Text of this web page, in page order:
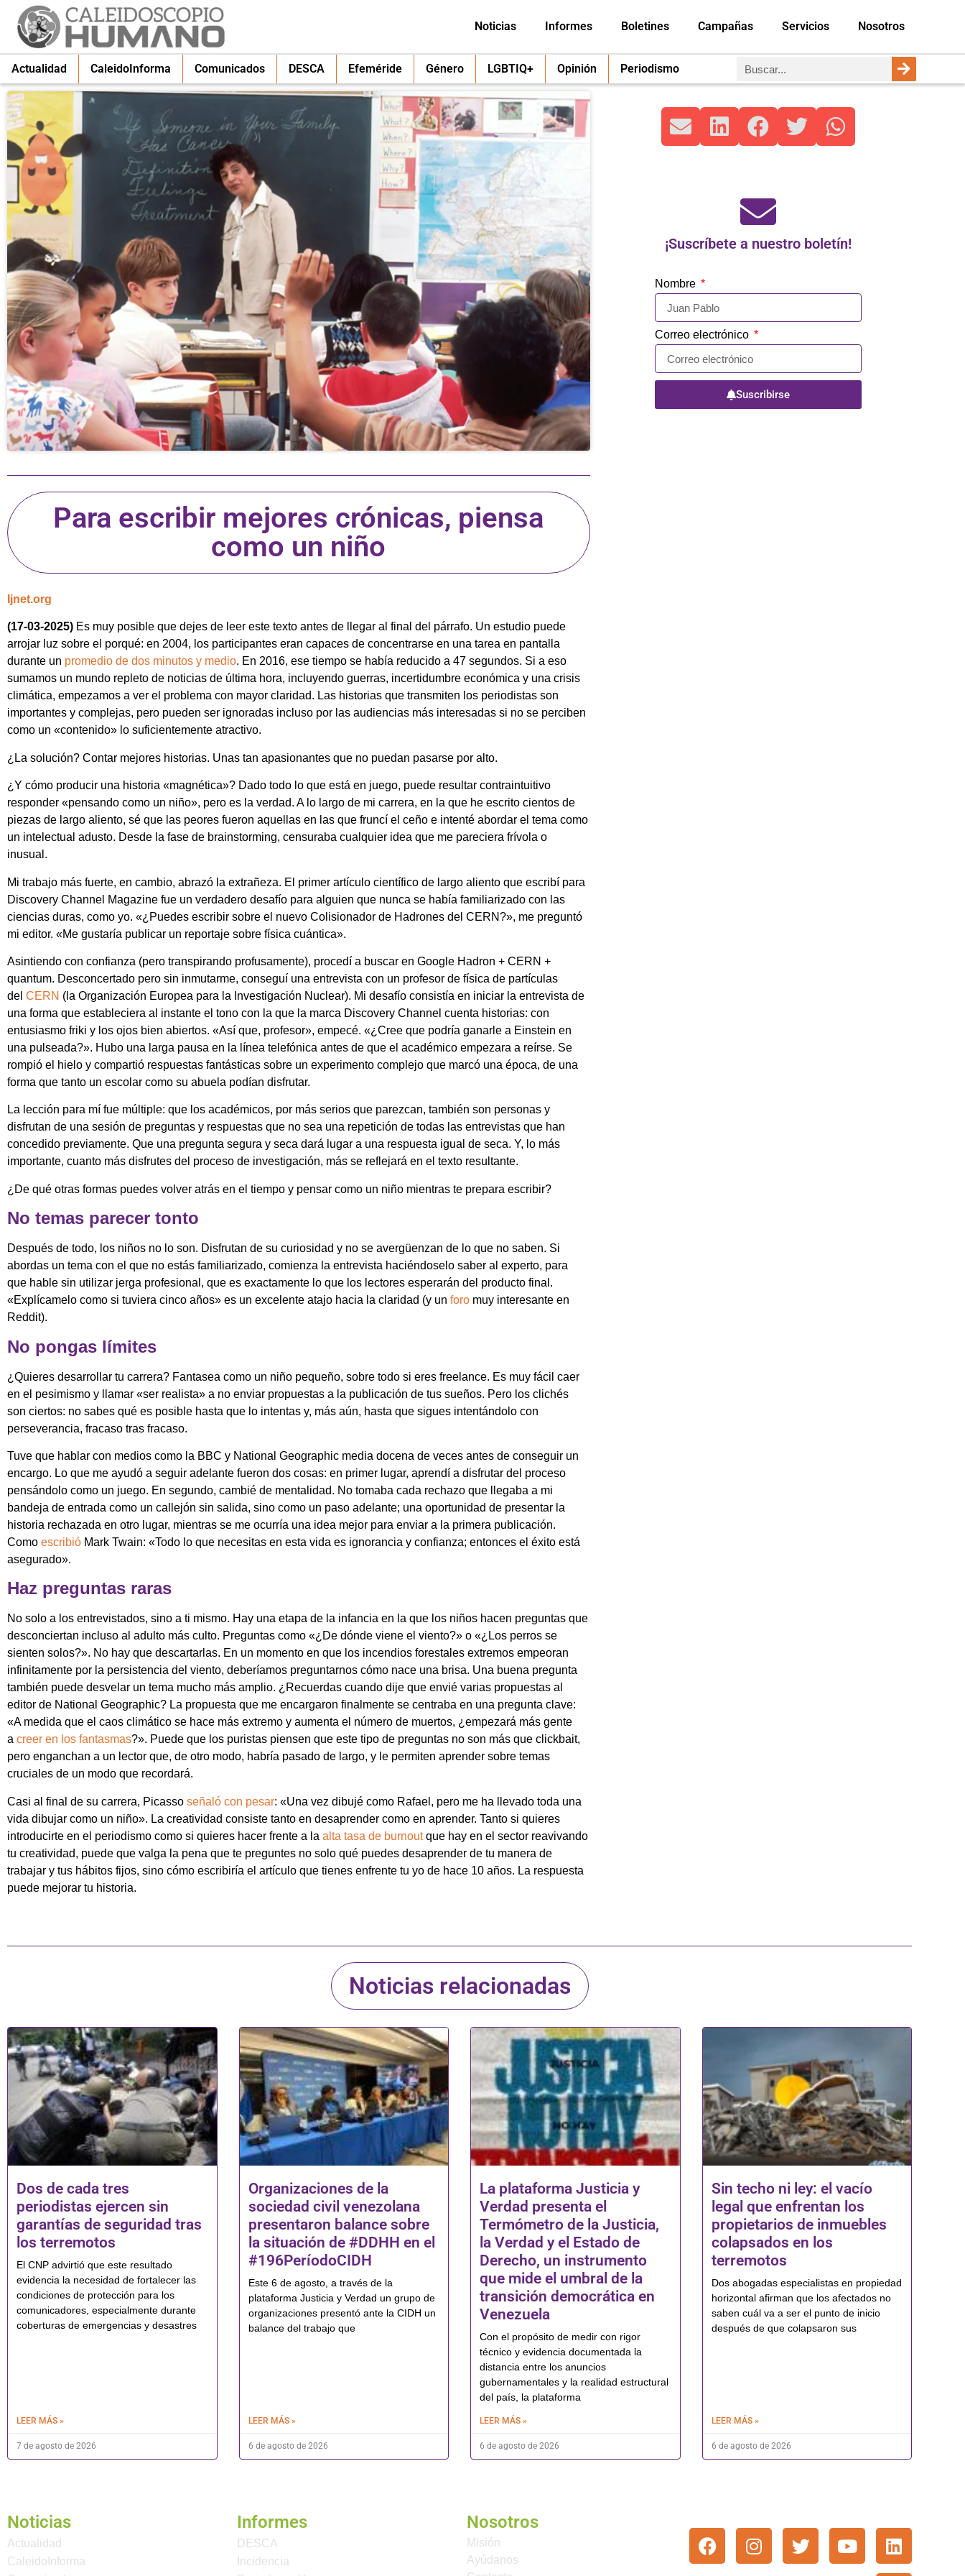
Noticias Informes Boletines Campañas Servicios Nosotros
Actualidad CaleidoInforma Comunicados DESCA Efeméride Género LGBTIQ+ Opinión Periodismo
Para escribir mejores crónicas, piensa
como un niño
Ijnet.org
(17-03-2025) Es muy posible que dejes de leer este texto antes de llegar al final del párrafo. Un estudio puede
arrojar luz sobre el porqué: en 2004, los participantes eran capaces de concentrarse en una tarea en pantalla
durante un promedio de dos minutos y medio. En 2016, ese tiempo se había reducido a 47 segundos. Si a eso
sumamos un mundo repleto de noticias de última hora, incluyendo guerras, incertidumbre económica y una crisis
climática, empezamos a ver el problema con mayor claridad. Las historias que transmiten los periodistas son
importantes y complejas, pero pueden ser ignoradas incluso por las audiencias más interesadas si no se perciben
como un «contenido» lo suficientemente atractivo.
¿La solución? Contar mejores historias. Unas tan apasionantes que no puedan pasarse por alto.
¿Y cómo producir una historia «magnética»? Dado todo lo que está en juego, puede resultar contraintuitivo
responder «pensando como un niño», pero es la verdad. A lo largo de mi carrera, en la que he escrito cientos de
piezas de largo aliento, sé que las peores fueron aquellas en las que fruncí el ceño e intenté abordar el tema como
un intelectual adusto. Desde la fase de brainstorming, censuraba cualquier idea que me pareciera frívola o
inusual.
Mi trabajo más fuerte, en cambio, abrazó la extrañeza. El primer artículo científico de largo aliento que escribí para
Discovery Channel Magazine fue un verdadero desafío para alguien que nunca se había familiarizado con las
ciencias duras, como yo. «¿Puedes escribir sobre el nuevo Colisionador de Hadrones del CERN?», me preguntó
mi editor. «Me gustaría publicar un reportaje sobre física cuántica».
Asintiendo con confianza (pero transpirando profusamente), procedí a buscar en Google Hadron + CERN +
quantum. Desconcertado pero sin inmutarme, conseguí una entrevista con un profesor de física de partículas
del CERN (la Organización Europea para la Investigación Nuclear). Mi desafío consistía en iniciar la entrevista de
una forma que estableciera al instante el tono con la que la marca Discovery Channel cuenta historias: con
entusiasmo friki y los ojos bien abiertos. «Así que, profesor», empecé. «¿Cree que podría ganarle a Einstein en
una pulseada?». Hubo una larga pausa en la línea telefónica antes de que el académico empezara a reírse. Se
rompió el hielo y compartió respuestas fantásticas sobre un experimento complejo que marcó una época, de una
forma que tanto un escolar como su abuela podían disfrutar.
La lección para mí fue múltiple: que los académicos, por más serios que parezcan, también son personas y
disfrutan de una sesión de preguntas y respuestas que no sea una repetición de todas las entrevistas que han
concedido previamente. Que una pregunta segura y seca dará lugar a una respuesta igual de seca. Y, lo más
importante, cuanto más disfrutes del proceso de investigación, más se reflejará en el texto resultante.
¿De qué otras formas puedes volver atrás en el tiempo y pensar como un niño mientras te prepara escribir?
No temas parecer tonto
Después de todo, los niños no lo son. Disfrutan de su curiosidad y no se avergüenzan de lo que no saben. Si
abordas un tema con el que no estás familiarizado, comienza la entrevista haciéndoselo saber al experto, para
que hable sin utilizar jerga profesional, que es exactamente lo que los lectores esperarán del producto final.
«Explícamelo como si tuviera cinco años» es un excelente atajo hacia la claridad (y un foro muy interesante en
Reddit).
No pongas límites
¿Quieres desarrollar tu carrera? Fantasea como un niño pequeño, sobre todo si eres freelance. Es muy fácil caer
en el pesimismo y llamar «ser realista» a no enviar propuestas a la publicación de tus sueños. Pero los clichés
son ciertos: no sabes qué es posible hasta que lo intentas y, más aún, hasta que sigues intentándolo con
perseverancia, fracaso tras fracaso.
Tuve que hablar con medios como la BBC y National Geographic media docena de veces antes de conseguir un
encargo. Lo que me ayudó a seguir adelante fueron dos cosas: en primer lugar, aprendí a disfrutar del proceso
pensándolo como un juego. En segundo, cambié de mentalidad. No tomaba cada rechazo que llegaba a mi
bandeja de entrada como un callejón sin salida, sino como un paso adelante; una oportunidad de presentar la
historia rechazada en otro lugar, mientras se me ocurría una idea mejor para enviar a la primera publicación.
Como escribió Mark Twain: «Todo lo que necesitas en esta vida es ignorancia y confianza; entonces el éxito está
asegurado».
Haz preguntas raras
No solo a los entrevistados, sino a ti mismo. Hay una etapa de la infancia en la que los niños hacen preguntas que
desconciertan incluso al adulto más culto. Preguntas como «¿De dónde viene el viento?» o «¿Los perros se
sienten solos?». No hay que descartarlas. En un momento en que los incendios forestales extremos empeoran
infinitamente por la persistencia del viento, deberíamos preguntarnos cómo nace una brisa. Una buena pregunta
también puede desvelar un tema mucho más amplio. ¿Recuerdas cuando dije que envié varias propuestas al
editor de National Geographic? La propuesta que me encargaron finalmente se centraba en una pregunta clave:
«A medida que el caos climático se hace más extremo y aumenta el número de muertos, ¿empezará más gente
a creer en los fantasmas?». Puede que los puristas piensen que este tipo de preguntas no son más que clickbait,
pero enganchan a un lector que, de otro modo, habría pasado de largo, y le permiten aprender sobre temas
cruciales de un modo que recordará.
Casi al final de su carrera, Picasso señaló con pesar: «Una vez dibujé como Rafael, pero me ha llevado toda una
vida dibujar como un niño». La creatividad consiste tanto en desaprender como en aprender. Tanto si quieres
introducirte en el periodismo como si quieres hacer frente a la alta tasa de burnoutque hay en el sector reavivando
tu creatividad, puede que valga la pena que te preguntes no solo qué puedes desaprender de tu manera de
trabajar y tus hábitos fijos, sino cómo escribiría el artículo que tienes enfrente tu yo de hace 10 años. La respuesta
puede mejorar tu historia.
¡Suscríbete a nuestro boletín!
Nombre
Correo electrónico
Suscribirse
Noticias relacionadas
Dos de cada tres
periodistas ejercen sin
garantías de seguridad tras
los terremotos
El CNP advirtió que este resultado
evidencia la necesidad de fortalecer las
condiciones de protección para los
comunicadores, especialmente durante
coberturas de emergencias y desastres
LEER MÁS »
7 de agosto de 2026
Organizaciones de la
sociedad civil venezolana
presentaron balance sobre
la situación de #DDHH en el
#196PeríodoCIDH
Este 6 de agosto, a través de la
plataforma Justicia y Verdad un grupo de
organizaciones presentó ante la CIDH un
balance del trabajo que
LEER MÁS »
6 de agosto de 2026
La plataforma Justicia y
Verdad presenta el
Termómetro de la Justicia,
la Verdad y el Estado de
Derecho, un instrumento
que mide el umbral de la
transición democrática en
Venezuela
Con el propósito de medir con rigor
técnico y evidencia documentada la
distancia entre los anuncios
gubernamentales y la realidad estructural
del país, la plataforma
LEER MÁS »
6 de agosto de 2026
Sin techo ni ley: el vacío
legal que enfrentan los
propietarios de inmuebles
colapsados en los
terremotos
Dos abogadas especialistas en propiedad
horizontal afirman que los afectados no
saben cuál va a ser el punto de inicio
después de que colapsaron sus
LEER MÁS »
6 de agosto de 2026
Noticias
Actualidad
CaleidoInforma
Informes
DESCA
Incidencia
Nosotros
Misión
Ayúdanos